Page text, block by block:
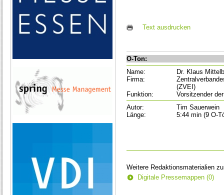
Text ausdrucken
O-Ton:
Name:
Dr. Klaus
Firma:
(ZVEI)
Funktion:
Vorsitzender
Autor:
Tim Sauerwein
Länge:
5:44 min (9 O-
Weitere Redaktionsmaterialien
Digitale Pressemappen (0)